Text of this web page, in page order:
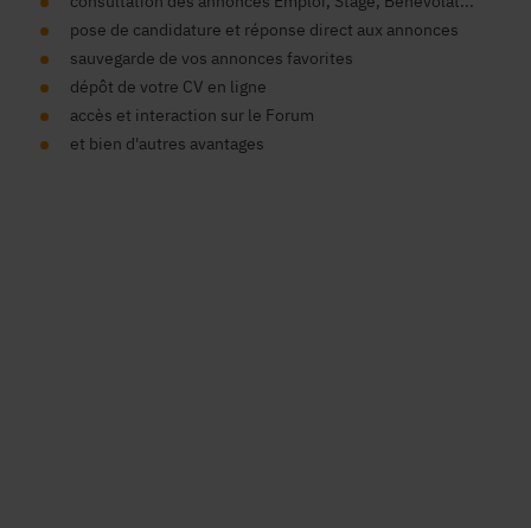
pose de candidature et réponse direct aux annonces
sauvegarde de vos annonces favorites
dépôt de votre CV en ligne
accès et interaction sur le Forum
et bien d'autres avantages